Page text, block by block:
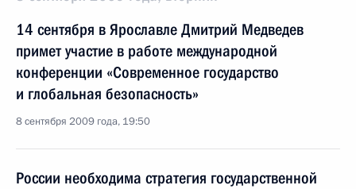
14 сентября в Ярославле Дмитрий Медведев
примет участие в работе международной
конференции «Современное государство
и глобальная безопасность»
8 сентября 2009 года, 19:50
России необходима стратегия государственной